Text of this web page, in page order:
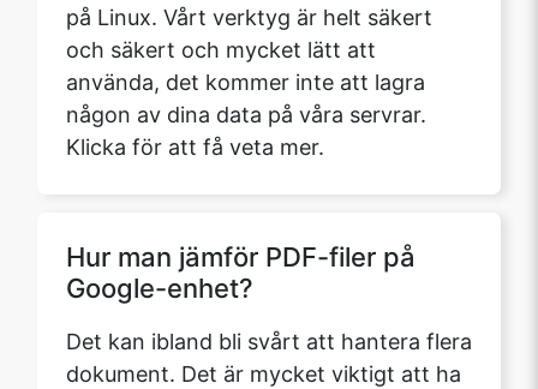
på Linux. Vårt verktyg är helt säkert
och säkert och mycket lätt att
använda, det kommer inte att lagra
någon av dina data på våra servrar.
Klicka för att få veta mer.
Hur man jämför PDF-filer på
Google-enhet?
Det kan ibland bli svårt att hantera flera
dokument. Det är mycket viktigt att ha